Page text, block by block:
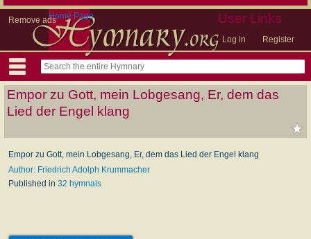
Remove ads User Links
Log in Register
Home Page
Empor zu Gott, mein Lobgesang, Er, dem das
Lied der Engel klang
Empor zu Gott, mein Lobgesang, Er, dem das Lied der Engel klang
Author: Friedrich Adolph Krummacher
Published in 32 hymnals